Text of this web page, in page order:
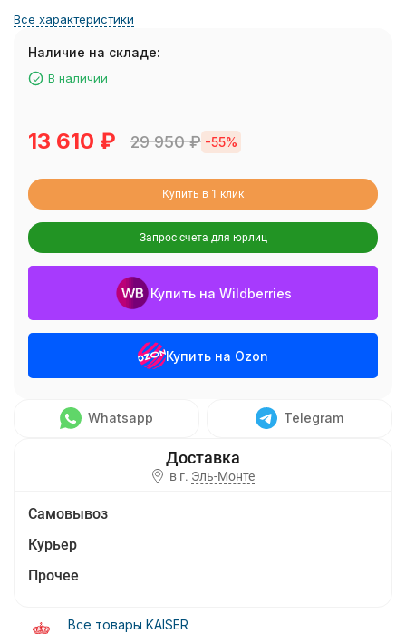
Все характеристики
Наличие на складе:
В наличии
13 610 ₽ 29 950₽ -55%
Купить в 1 клик
Запрос счета для юрлиц
Купить на Wildberries
Купить на Ozon
Whatsapp Telegram
в г. Эль-Монте
Самовывоз
Курьер
Прочее
Все товары KAISER